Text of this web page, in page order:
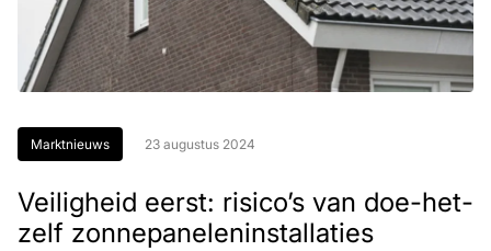
Marktnieuws 23 augustus 2024
Veiligheid eerst: risico’s van doe-het-
zelf zonnepaneleninstallaties